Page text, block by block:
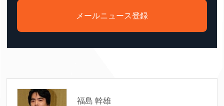
メールニュース登録
福島 幹雄